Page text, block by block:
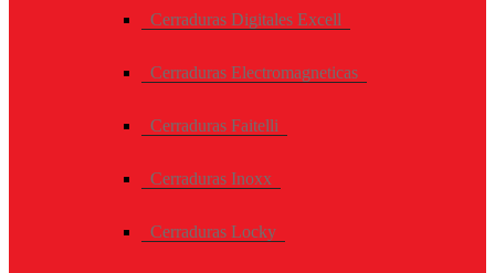
Cerraduras Digitales Excell
Cerraduras Electromagneticas
Cerraduras Faitelli
Cerraduras Inoxx
Cerraduras Locky